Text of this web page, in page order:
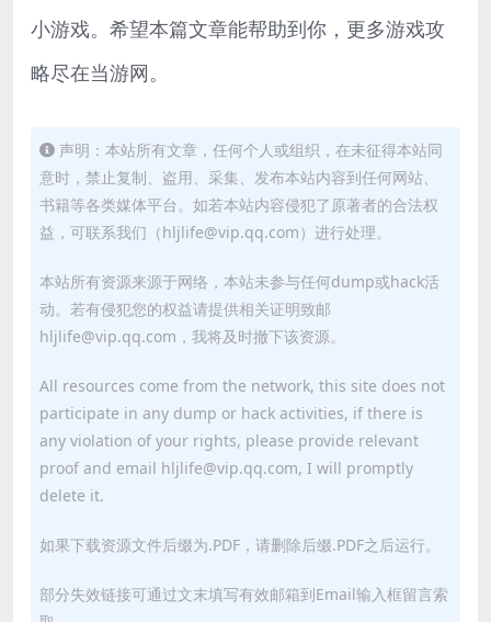
小游戏。希望本篇文章能帮助到你，更多游戏攻
略尽在当游网。
声明：本站所有文章，任何个人或组织，在未征得本站同
意时，禁止复制、盗用、采集、发布本站内容到任何网站、
书籍等各类媒体平台。如若本站内容侵犯了原著者的合法权
益，可联系我们（hljlife@vip.qq.com）进行处理。
本站所有资源来源于网络，本站未参与任何dump或hack活
动。若有侵犯您的权益请提供相关证明致邮
hljlife@vip.qq.com，我将及时撤下该资源。
All resources come from the network, this site does not
participate in any dump or hack activities, if there is
any violation of your rights, please provide relevant
proof and email hljlife@vip.qq.com, I will promptly
delete it.
如果下载资源文件后缀为.PDF，请删除后缀.PDF之后运行。
部分失效链接可通过文末填写有效邮箱到Email输入框留言索